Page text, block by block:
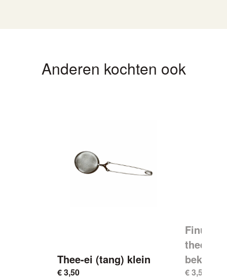
Anderen kochten ook
Thee-ei (tang) klein
€3,50
Finum
beker
€3,50